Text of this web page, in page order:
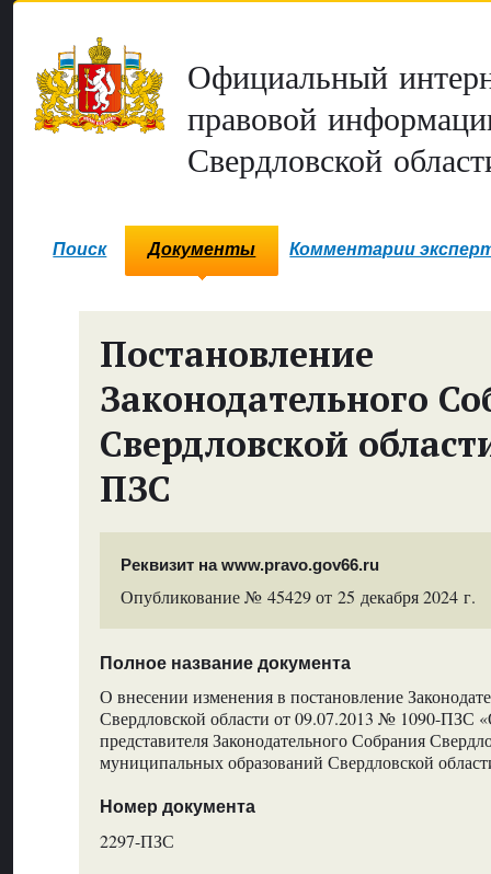
Официальный
правовой
Свердловской
Поиск Документы Комментарии
Постановление
Законодательного
Свердловской
ПЗС
Реквизит на www.pravo.gov66.ru
Опубликование № 45429 от 25 декабря 2024 г.
Полное название документа
О внесении изменения в постановление
Свердловской области от 09.07.2013 № 1090-ПЗС
представителя Законодательного Собрания
муниципальных образований Свердловской
Номер документа
2297-ПЗС